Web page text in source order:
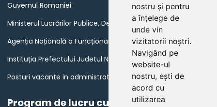
nostru și pentru
a înțelege de
unde vin
vizitatorii noștri.
Navigând pe
website-ul
nostru, ești de
acord cu
utilizarea
Guvernul Romaniei
Ministerul Lucrărilor Publice, Dezvoltării și Administrației
Agenția Națională a Funcționarilor Publici
Instituția Prefectului Judetul Neamt
Posturi vacante in administratia publica din Romania
Program de lucru cu publicul